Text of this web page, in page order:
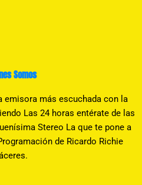
Somos
emisora más escuchada con la
Las 24 horas entérate de las
Stereo La que te pone a
de Ricardo Richie